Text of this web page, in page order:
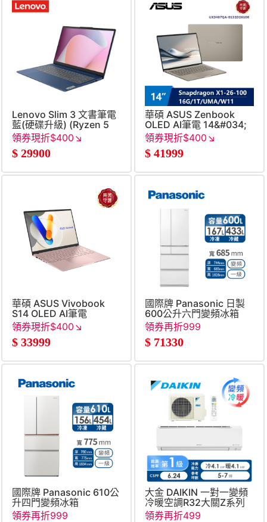
Lenovo Slim 3 文書筆電
藍(硬碟升級) (Ryzen 5
40&#47;16G&#47;2TB
SSD&#47;W11)
領券現折$400↘
$ 29900
華碩 ASUS Zenbook
OLED AI筆電 14&#034;
(Snapdragon X1-26-
金
領券現折$400↘
$ 41999
華碩 ASUS Vivobook
S14 OLED AI筆電
14&#034; (Intel Core
Ultra5-
226V&#47;16G&#47;512G&#47;UMA&#47;W11)
領券現折$400↘
$ 33999
國際牌 Panasonic 日製
600公升六門變頻冰箱
領券再折999
$ 71330
國際牌 Panasonic 610公
升四門變頻冰箱
領券再折999
大金 DAIKIN 一對一變頻
冷暖空調R32大關Z系列
領券再折499